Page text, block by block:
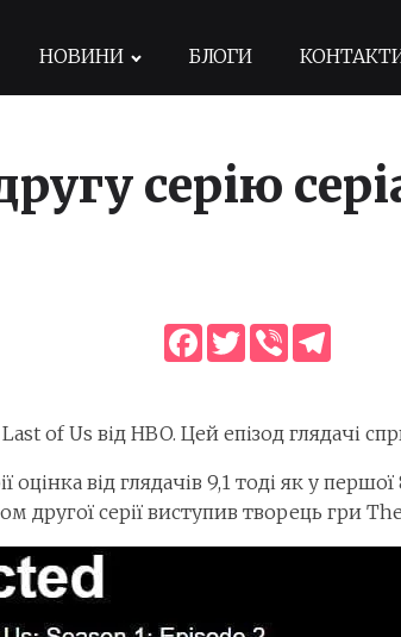
НОВИНИ БЛОГИ
серію
Facebook
Twitter
Viber
of Us від HBO. Цей епізод глядачі
оцінка від глядачів 9,1 тоді як у
другої серії виступив творець гри